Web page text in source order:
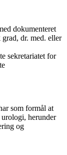
dokumenteret
dr. med. eller
sekretariatet for
som formål at
herunder
og